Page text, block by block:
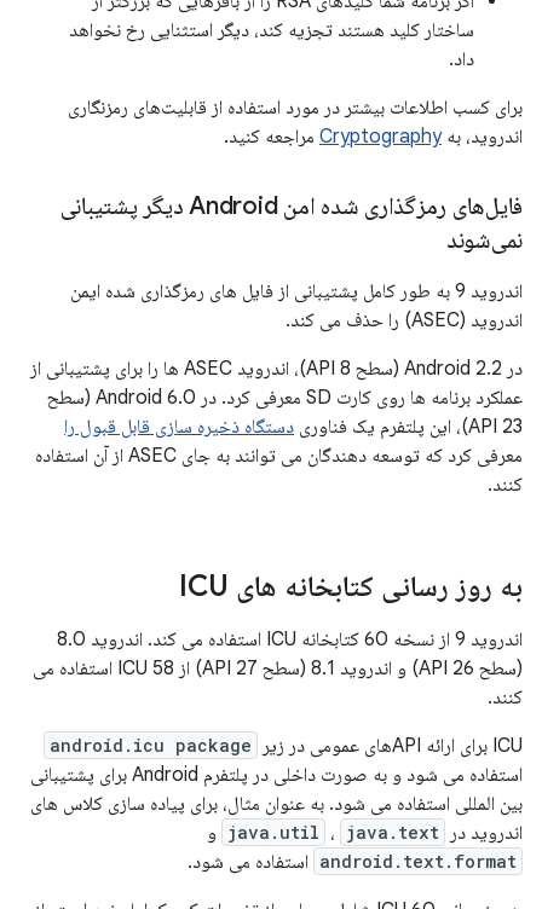
ساختار کلید هستند تجزیه کند، دیگر استثنایی رخ نخواهد
داد.
برای کسب اطلاعات بیشتر در مورد استفاده از قابلیت‌های رمزنگاری
اندروید، بهCryptography مراجعه کنید.
فایل‌های رمزگذاری شده امن Android دیگر پشتیبانی
نمی‌شوند
اندروید 9 به طور کامل پشتیبانی از فایل های رمزگذاری شده ایمن
اندروید (ASEC) را حذف می کند.
در Android 2.2 (سطح API 8)، اندروید ASEC ها را برای پشتیبانی از
عملکرد برنامه ها روی کارت SD معرفی کرد. در Android 6.0 (سطح
API 23)، این پلتفرم یک فناوری
دستگاه ذخیره سازی قابل قبول را
معرفی کرد که توسعه دهندگان می توانند به جای ASEC از آن استفاده
کنند.
به روز رسانی کتابخانه های ICU
اندروید 9 از نسخه 60 کتابخانه ICU استفاده می کند. اندروید 8.0
(سطح API 26) و اندروید 8.1 (سطح API 27) از ICU 58 استفاده می
کنند.
ICU برای ارائه APIهای عمومی در زیر
android.icu package
استفاده می شود و به صورت داخلی در پلتفرم Android برای پشتیبانی
بین المللی استفاده می شود. به عنوان مثال، برای پیاده سازی کلاس های
اندروید در
java.util ، java.text و
android.text.format استفاده می شود.